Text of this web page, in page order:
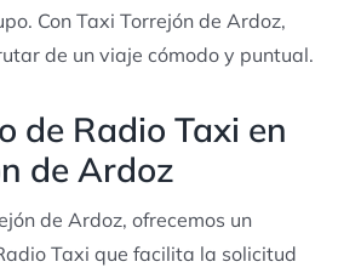
Con Taxi Torrejón de Ardoz,
de un viaje cómodo y puntual.
de Radio Taxi en
de Ardoz
de Ardoz, ofrecemos un
Taxi que facilita la solicitud